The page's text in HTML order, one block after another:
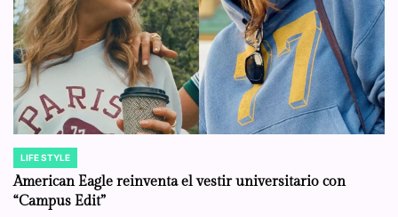
POSTED
IN
LIFE STYLE
American Eagle reinventa el vestir universitario con
“Campus Edit”